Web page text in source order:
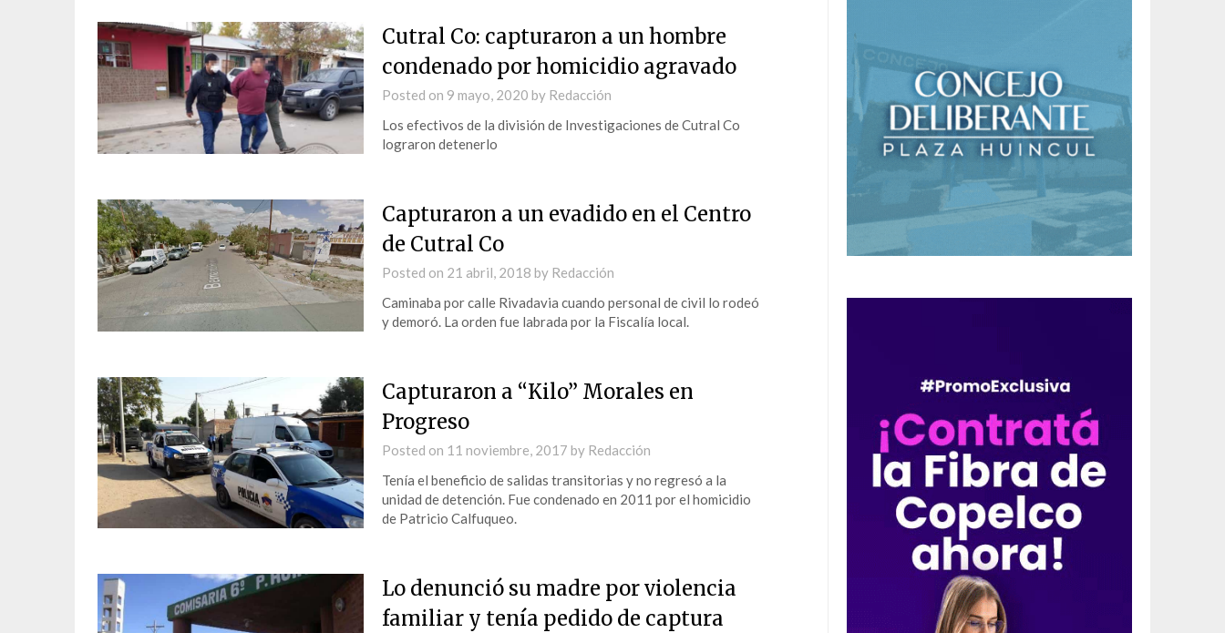
Cutral Co: capturaron a un hombre
condenado por homicidio agravado
Posted on 9 mayo, 2020 by Redacción
Los efectivos de la división de Investigaciones de Cutral Co
lograron detenerlo
Capturaron a un evadido en el Centro
de Cutral Co
Posted on 21 abril, 2018 by Redacción
Caminaba por calle Rivadavia cuando personal de civil lo rodeó
y demoró. La orden fue labrada por la Fiscalía local.
Capturaron a “Kilo” Morales en
Progreso
Posted on 11 noviembre, 2017 by Redacción
Tenía el beneficio de salidas transitorias y no regresó a la
unidad de detención. Fue condenado en 2011 por el homicidio
de Patricio Calfuqueo.
Lo denunció su madre por violencia
familiar y tenía pedido de captura